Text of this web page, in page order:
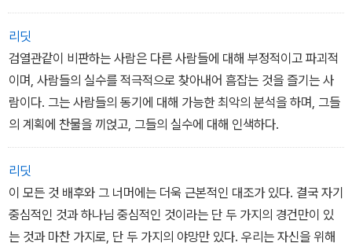
리딧
검열관같이 비판하는 사람은 다른 사람들에 대해 부정적이고 파괴적
이며, 사람들의 실수를 적극적으로 찾아내어 흠잡는 것을 즐기는 사
람이다. 그는 사람들의 동기에 대해 가능한 최악의 분석을 하며, 그들
의 계획에 찬물을 끼얹고, 그들의 실수에 대해 인색하다.
리딧
이 모든 것 배후와 그 너머에는 더욱 근본적인 대조가 있다. 결국 자기
중심적인 것과 하나님 중심적인 것이라는 단 두 가지의 경건만이 있
는 것과 마찬 가지로, 단 두 가지의 야망만 있다. 우리는 자신을 위해